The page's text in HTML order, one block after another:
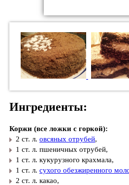
Ингредиенты:
Коржи (все ложки с горкой):
2 ст. л. овсяных отрубей,
1 ст. л. пшеничных отрубей,
1 ст. л. кукурузного крахмала,
1 ст. л. сухого обезжиренного
2 ст. л. какао,